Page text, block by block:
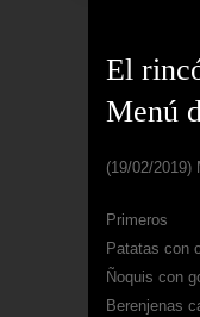
El
Menú
(19/02/2019)
Primeros
Patatas con
Ñoquis con
Berenjenas